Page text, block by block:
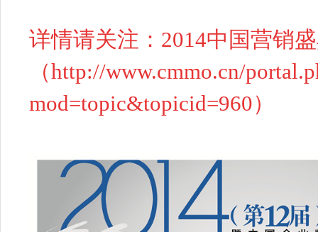
详情请关注： 2014中国营销
（http://www.cmmo.cn/
mod=topic&topicid=960）